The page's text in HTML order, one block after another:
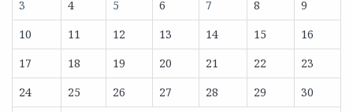
3 4 5 6 7 8
9
10
11 12 13 14 15
16
17
18 19 20 21 22
23
24
25 26 27 28 29
30